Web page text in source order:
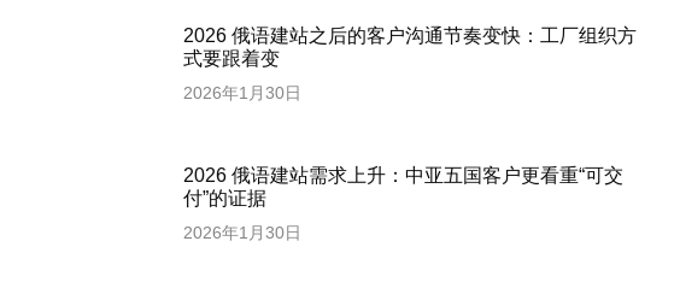
2026 俄语建站之后的客户沟通节奏变快：工厂组织方
式要跟着变
2026年1月30日
2026 俄语建站需求上升：中亚五国客户更看重“可交
付”的证据
2026年1月30日